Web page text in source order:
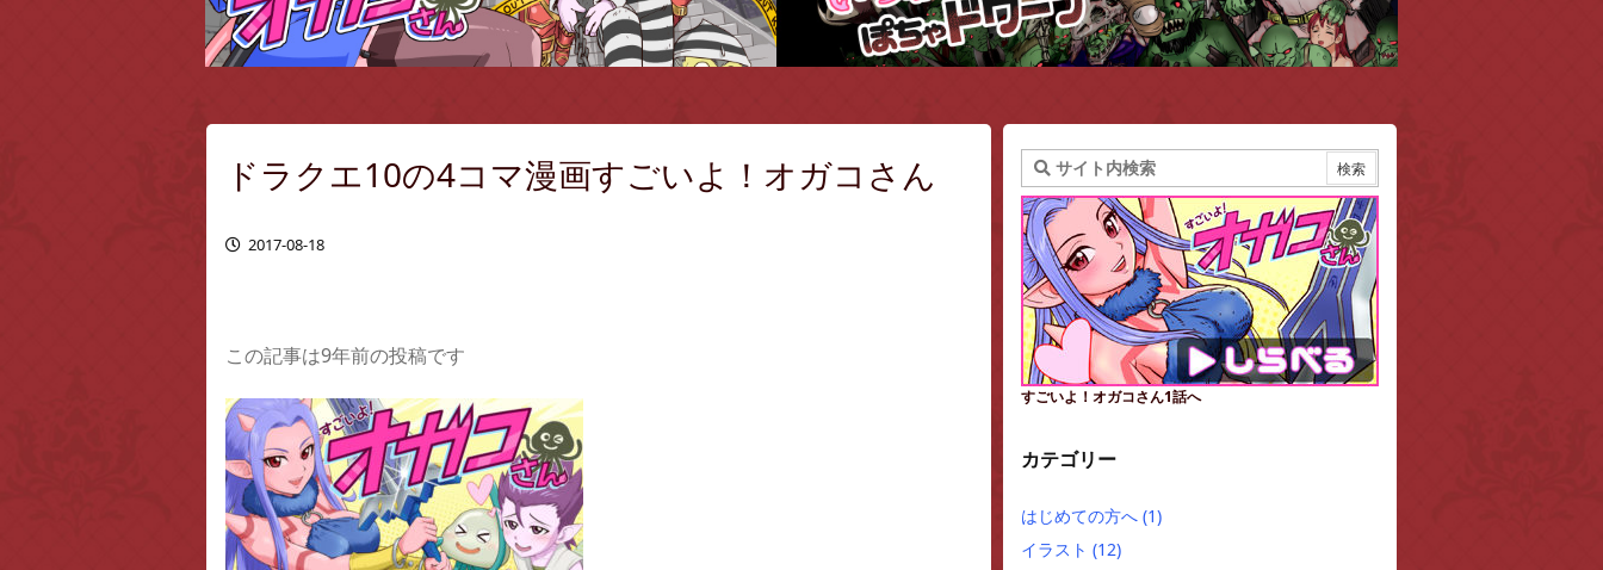
ドラクエ10の4コマ漫画すごいよ！オガコさん
2017-08-18
この記事は9年前の投稿です
すごいよ！オガコさん1話へ
カテゴリー
はじめての方へ (1)
イラスト (12)